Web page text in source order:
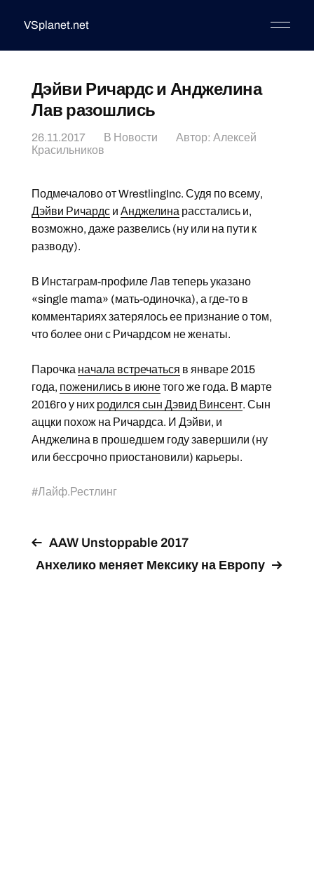
VSplanet.net
Дэйви Ричардс и Анджелина
Лав разошлись
26.11.2017 В Новости Автор: Алексей
Красильников
Подмечалово от WrestlingInc. Судя по всему,
Дэйви Ричардси Анджелина расстались и,
возможно, даже развелись (ну или на пути к
разводу).
В Инстаграм-профиле Лав теперь указано
«single mama» (мать-одиночка), а где-то в
комментариях затерялось ее признание о том,
что более они с Ричардсом не женаты.
Парочка начала встречаться в январе 2015
года, поженились в июнетого же года. В марте
2016го у них родился сын Дэвид Винсент. Сын
аццки похож на Ричардса. И Дэйви, и
Анджелина в прошедшем году завершили (ну
или бессрочно приостановили) карьеры.
#Лайф.Рестлинг
AAW Unstoppable 2017
Анхелико меняет Мексику на Европу